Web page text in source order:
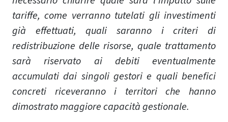
tariffe, come verranno tutelati gli investimenti
già effettuati, quali saranno i criteri di
redistribuzione delle risorse, quale trattamento
sarà riservato ai debiti eventualmente
accumulati dai singoli gestori e quali benefici
concreti riceveranno i territori che hanno
dimostrato maggiore capacità gestionale.